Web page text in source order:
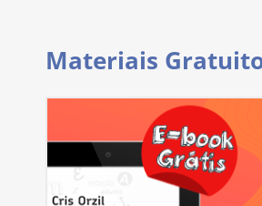
Materiais